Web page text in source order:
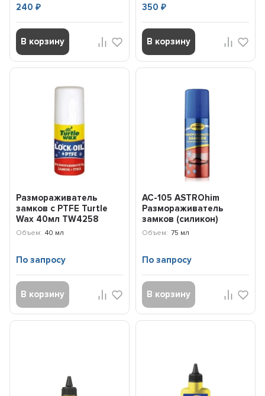
240₽
В корзину
350 ₽
В корзину
Размораживатель
замков с PTFE Turtle
Wax 40мл TW4258
Объем: 40 мл
По запросу
В корзину
AC-105 ASTROhim
Размораживатель
замков (силикон)
аэрозоль (75 мл)
Объем: 75 мл
По запросу
В корзину